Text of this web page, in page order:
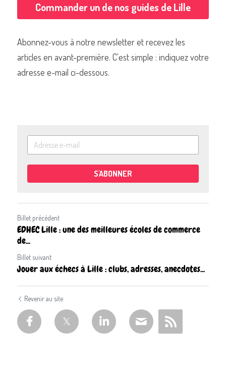
Commander un de nos guides de Lille
Abonnez-vous à notre newsletter et recevez les
articles en avant-première. C'est simple : indiquez votre
adresse e-mail ci-dessous.
S'ABONNER
Billet précédent
EDHEC Lille : une des meilleures écoles de commerce
de...
Billet suivant
Jouer aux échecs à Lille : clubs, adresses, anecdotes...
Revenir au site